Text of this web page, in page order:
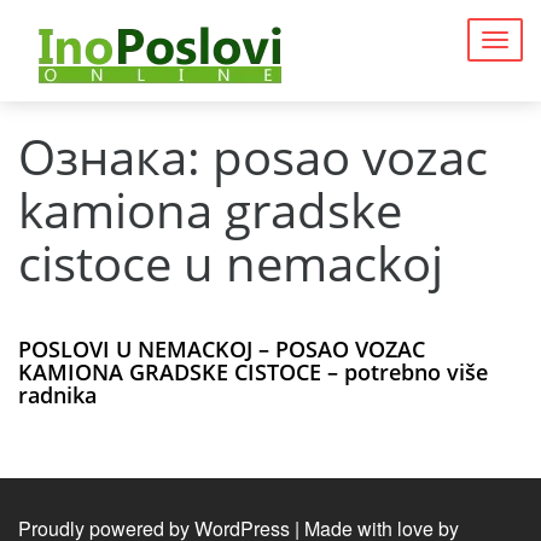
Ознака: posao vozac
kamiona gradske
cistoce u nemackoj
POSLOVI U NEMACKOJ – POSAO VOZAC
KAMIONA GRADSKE CISTOCE – potrebno više
radnika
Proudly powered by WordPress | Made with love by